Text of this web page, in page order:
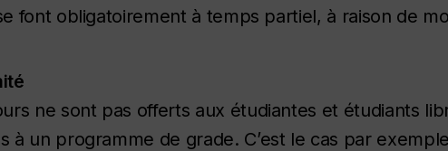
font obligatoirement à temps partiel, à raison de
ne sont pas offerts aux étudiantes et étudiants
à un programme de grade. C’est le cas par